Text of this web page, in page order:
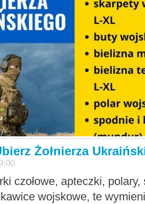
Żołnierza
czołowe, apteczki,
wojskowe, te